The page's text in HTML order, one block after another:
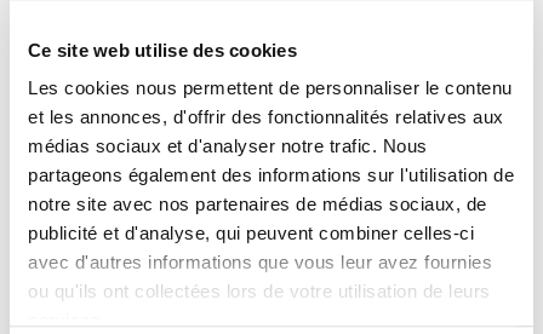
Ce site web utilise des cookies
Les cookies nous permettent de personnaliser le contenu
et les annonces, d'offrir des fonctionnalités relatives aux
médias sociaux et d'analyser notre trafic. Nous
partageons également des informations sur l'utilisation de
notre site avec nos partenaires de médias sociaux, de
publicité et d'analyse, qui peuvent combiner celles-ci
avec d'autres informations que vous leur avez fournies
ou qu'ils ont collectées lors de votre utilisation de leurs
Éditeur
Presses de Sciences Po
Auteur
Catherine Perron
Revue
Critique internationale